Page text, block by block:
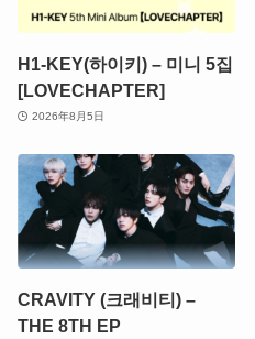
H1-KEY(하이키) – 미니 5집
[LOVECHAPTER]
2026年8月5日
CRAVITY (크래비티) –
THE 8TH EP